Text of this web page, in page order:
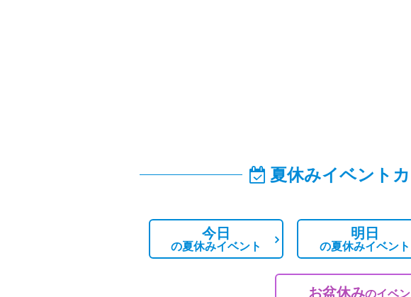
夏休みイベント
今日
の夏休みイベント
明日
の夏休みイベント
お盆休みのイベ